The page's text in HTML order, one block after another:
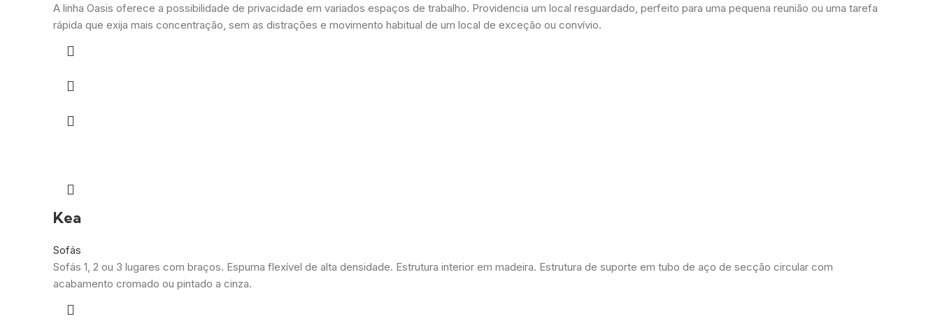
A linha Oasis oferece a possibilidade de privacidade em variados espaços de trabalho. Providencia um local resguardado, perfeito para uma pequena reunião ou uma tarefa
rápida que exija mais concentração, sem as distrações e movimento habitual de um local de exceção ou convívio.
Kea
Sofás
Sofás 1, 2 ou 3 lugares com braços. Espuma flexível de alta densidade. Estrutura interior em madeira. Estrutura de suporte em tubo de aço de secção circular com
acabamento cromado ou pintado a cinza.